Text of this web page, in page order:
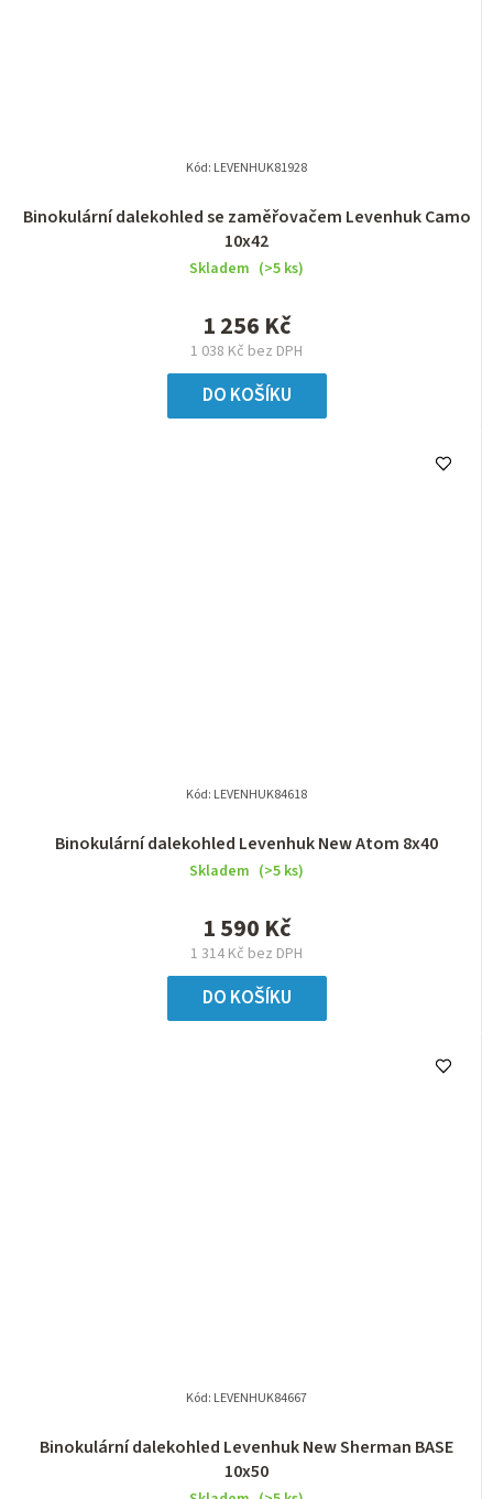
Binokulární dalekohled se zaměřovačem Levenhuk Camo
10x42
Skladem (>5 ks)
1 038 Kč bez DPH
1 256 Kč
DO KOŠÍKU
Kód: LEVENHUK81928
Binokulární dalekohled Levenhuk New Atom 8x40
Skladem (>5 ks)
1 314 Kč bez DPH
1 590 Kč
DO KOŠÍKU
Kód: LEVENHUK84618
Binokulární dalekohled Levenhuk New Sherman BASE
10x50
Kód: LEVENHUK84667